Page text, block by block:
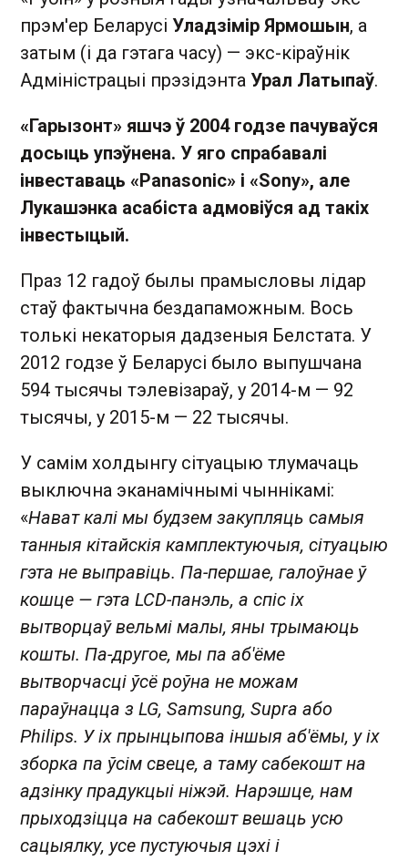
прэм'ер Беларусі Уладзімір Ярмошын, а
затым (і да гэтага часу) — экс-кіраўнік
Адміністрацыі прэзідэнта Урал Латыпаў.
«Гарызонт» яшчэ ў 2004 годзе пачуваўся
досыць упэўнена. У яго спрабавалі
інвеставаць «Panasonic» і «Sony», але
Лукашэнка асабіста адмовіўся ад такіх
інвестыцый.
Праз 12 гадоў былы прамысловы лідар
стаў фактычна бездапаможным. Вось
толькі некаторыя дадзеныя Белстата. У
2012 годзе ў Беларусі было выпушчана
594 тысячы тэлевізараў, у 2014-м — 92
тысячы, у 2015-м — 22 тысячы.
У самім холдынгу сітуацыю тлумачаць
выключна эканамічнымі чыннікамі:
«Нават калі мы будзем закупляць самыя
танныя кітайскія камплектуючыя, сітуацыю
гэта не выправіць. Па-першае, галоўнае ў
кошце — гэта LCD-панэль, а спіс іх
вытворцаў вельмі малы, яны трымаюць
кошты. Па-другое, мы па аб'ёме
вытворчасці ўсё роўна не можам
параўнацца з LG, Samsung, Supra або
Philips. У іх прынцыпова іншыя аб'ёмы, у іх
зборка па ўсім свеце, а таму сабекошт на
адзінку прадукцыі ніжэй. Нарэшце, нам
прыходзіцца на сабекошт вешаць усю
сацыялку, усе пустуючыя цэхі і